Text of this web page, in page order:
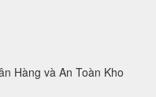
Hàng và An Toàn Kho